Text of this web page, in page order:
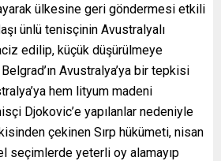
ülkesine geri göndermesi etkili
ünlü tenisçinin Avustralyalı
edilip, küçük düşürülmeye
Belgrad’ın Avustralya’ya bir tepkisi
hem lityum madeni
Djokovic’e yapılanlar nedeniyle
çekinen Sırp hükümeti, nisan
seçimlerde yeterli oy alamayıp